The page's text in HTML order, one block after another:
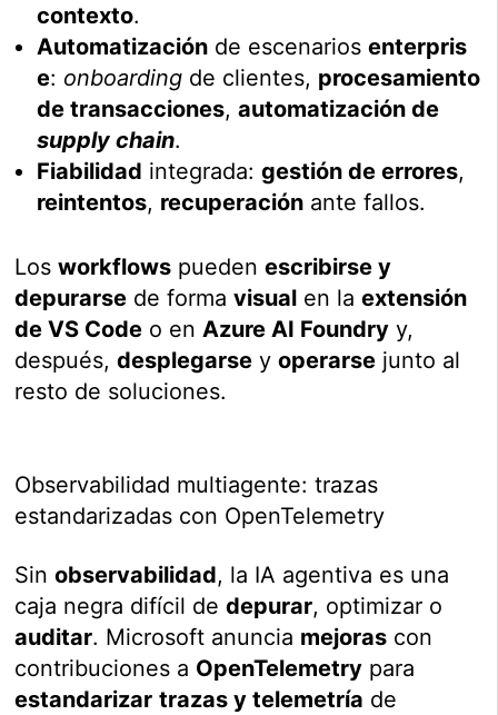
contexto.
Automatización de escenariosenterpris
e: onboarding de clientes, procesamiento
de transacciones,automatización de
supply chain.
Fiabilidad integrada:gestión de errores,
reintentos, recuperación ante fallos.
Losworkflows puedenescribirse y
depurarse de formavisual en laextensión
de VS Code o enAzure AI Foundry y,
después,desplegarse yoperarse junto al
resto de soluciones.
Observabilidad multiagente: trazas
estandarizadas con OpenTelemetry
Sinobservabilidad, la IA agentiva es una
caja negra difícil dedepurar, optimizar o
auditar. Microsoft anuncia mejoras con
contribuciones a OpenTelemetry para
estandarizar trazas y telemetría de